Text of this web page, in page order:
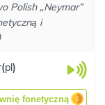
Polish „Neymar”
i
(pl)
fonetyczną